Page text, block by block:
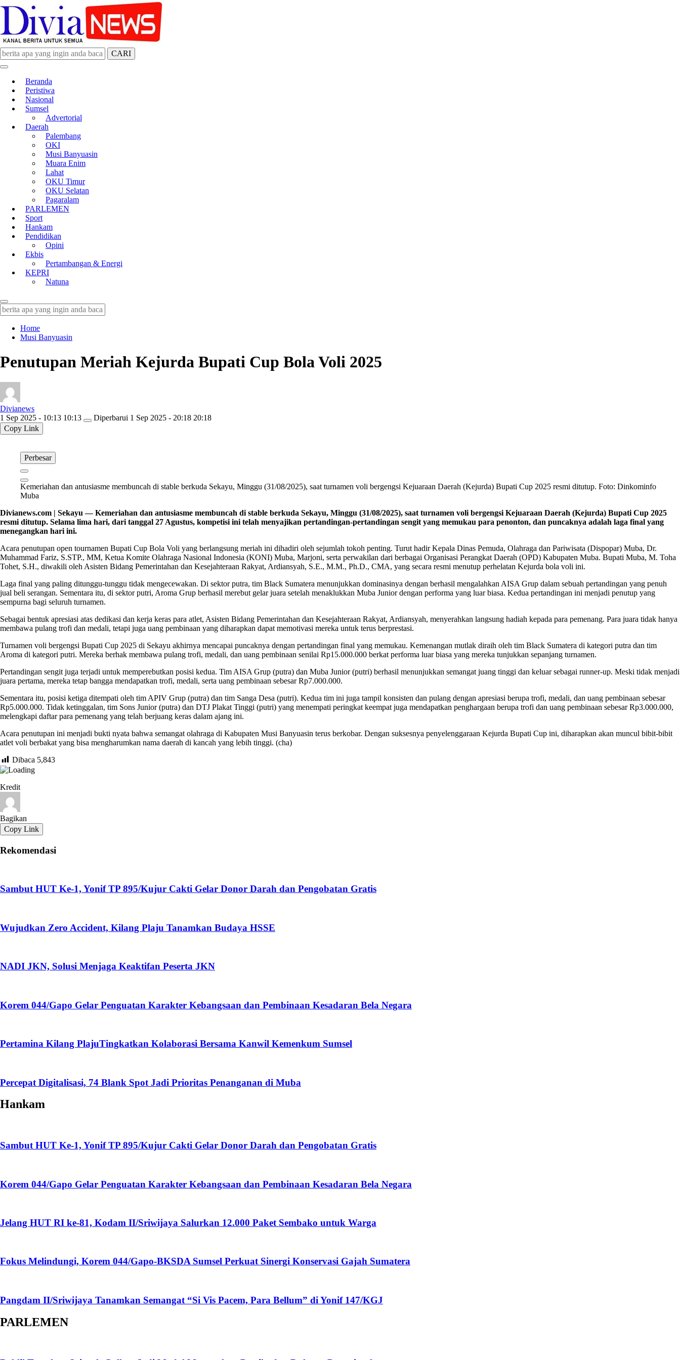
divianews.com
CARI
Beranda
Peristiwa
Nasional
Sumsel
Advertorial
Daerah
Palembang
OKI
Musi Banyuasin
Muara Enim
Lahat
OKU Timur
OKU Selatan
Pagaralam
PARLEMEN
Sport
Hankam
Pendidikan
Opini
Ekbis
Pertambangan & Energi
KEPRI
Natuna
Home
Musi Banyuasin
Penutupan Meriah Kejurda Bupati Cup Bola Voli 2025
Divianews
1 Sep 2025 - 10:13 10:13
Diperbarui 1 Sep 2025 - 20:18 20:18
Copy Link
Perbesar
Kemeriahan dan antusiasme membuncah di stable berkuda Sekayu, Minggu (31/08/2025), saat turnamen voli bergengsi Kejuaraan Daerah (Kejurda) Bupati Cup 2025 resmi ditutup. Foto: Dinkominfo
Muba
Divianews.com | Sekayu — Kemeriahan dan antusiasme membuncah di stable berkuda Sekayu, Minggu (31/08/2025), saat turnamen voli bergengsi Kejuaraan Daerah (Kejurda) Bupati Cup 2025
resmi ditutup. Selama lima hari, dari tanggal 27 Agustus, kompetisi ini telah menyajikan pertandingan-pertandingan sengit yang memukau para penonton, dan puncaknya adalah laga final yang
menegangkan hari ini.
Acara penutupan open tournamen Bupati Cup Bola Voli yang berlangsung meriah ini dihadiri oleh sejumlah tokoh penting. Turut hadir Kepala Dinas Pemuda, Olahraga dan Pariwisata (Dispopar) Muba, Dr.
Muhammad Fariz, S.STP., MM, Ketua Komite Olahraga Nasional Indonesia (KONI) Muba, Marjoni, serta perwakilan dari berbagai Organisasi Perangkat Daerah (OPD) Kabupaten Muba. Bupati Muba, M. Toha
Tohet, S.H., diwakili oleh Asisten Bidang Pemerintahan dan Kesejahteraan Rakyat, Ardiansyah, S.E., M.M., Ph.D., CMA, yang secara resmi menutup perhelatan Kejurda bola voli ini.
Laga final yang paling ditunggu-tunggu tidak mengecewakan. Di sektor putra, tim Black Sumatera menunjukkan dominasinya dengan berhasil mengalahkan AISA Grup dalam sebuah pertandingan yang penuh
jual beli serangan. Sementara itu, di sektor putri, Aroma Grup berhasil merebut gelar juara setelah menaklukkan Muba Junior dengan performa yang luar biasa. Kedua pertandingan ini menjadi penutup yang
sempurna bagi seluruh turnamen.
Sebagai bentuk apresiasi atas dedikasi dan kerja keras para atlet, Asisten Bidang Pemerintahan dan Kesejahteraan Rakyat, Ardiansyah, menyerahkan langsung hadiah kepada para pemenang. Para juara tidak hanya
membawa pulang trofi dan medali, tetapi juga uang pembinaan yang diharapkan dapat memotivasi mereka untuk terus berprestasi.
Turnamen voli bergengsi Bupati Cup 2025 di Sekayu akhirnya mencapai puncaknya dengan pertandingan final yang memukau. Kemenangan mutlak diraih oleh tim Black Sumatera di kategori putra dan tim
Aroma di kategori putri. Mereka berhak membawa pulang trofi, medali, dan uang pembinaan senilai Rp15.000.000 berkat performa luar biasa yang mereka tunjukkan sepanjang turnamen.
Pertandingan sengit juga terjadi untuk memperebutkan posisi kedua. Tim AISA Grup (putra) dan Muba Junior (putri) berhasil menunjukkan semangat juang tinggi dan keluar sebagai runner-up. Meski tidak menjadi
juara pertama, mereka tetap bangga mendapatkan trofi, medali, serta uang pembinaan sebesar Rp7.000.000.
Sementara itu, posisi ketiga ditempati oleh tim APIV Grup (putra) dan tim Sanga Desa (putri). Kedua tim ini juga tampil konsisten dan pulang dengan apresiasi berupa trofi, medali, dan uang pembinaan sebesar
Rp5.000.000. Tidak ketinggalan, tim Sons Junior (putra) dan DTJ Plakat Tinggi (putri) yang menempati peringkat keempat juga mendapatkan penghargaan berupa trofi dan uang pembinaan sebesar Rp3.000.000,
melengkapi daftar para pemenang yang telah berjuang keras dalam ajang ini.
Acara penutupan ini menjadi bukti nyata bahwa semangat olahraga di Kabupaten Musi Banyuasin terus berkobar. Dengan suksesnya penyelenggaraan Kejurda Bupati Cup ini, diharapkan akan muncul bibit-bibit
atlet voli berbakat yang bisa mengharumkan nama daerah di kancah yang lebih tinggi. (cha)
Dibaca 5,843
Kredit
Bagikan
Copy Link
Rekomendasi
Sambut HUT Ke-1, Yonif TP 895/Kujur Cakti Gelar Donor Darah dan Pengobatan Gratis
Wujudkan Zero Accident, Kilang Plaju Tanamkan Budaya HSSE
NADI JKN, Solusi Menjaga Keaktifan Peserta JKN
Korem 044/Gapo Gelar Penguatan Karakter Kebangsaan dan Pembinaan Kesadaran Bela Negara
Pertamina Kilang PlajuTingkatkan Kolaborasi Bersama Kanwil Kemenkum Sumsel
Percepat Digitalisasi, 74 Blank Spot Jadi Prioritas Penanganan di Muba
Hankam
Sambut HUT Ke-1, Yonif TP 895/Kujur Cakti Gelar Donor Darah dan Pengobatan Gratis
Korem 044/Gapo Gelar Penguatan Karakter Kebangsaan dan Pembinaan Kesadaran Bela Negara
Jelang HUT RI ke-81, Kodam II/Sriwijaya Salurkan 12.000 Paket Sembako untuk Warga
Fokus Melindungi, Korem 044/Gapo-BKSDA Sumsel Perkuat Sinergi Konservasi Gajah Sumatera
Pangdam II/Sriwijaya Tanamkan Semangat “Si Vis Pacem, Para Bellum” di Yonif 147/KGJ
PARLEMEN